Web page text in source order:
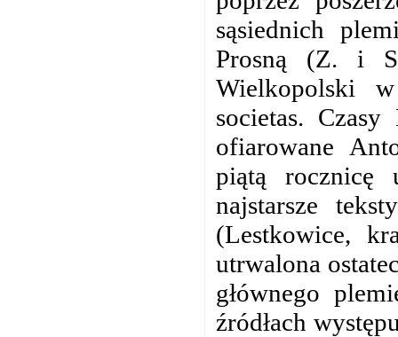
sąsiednich
Prosną (Z. i
Wielkopolski
societas.
ofiarowane
piątą rocznicę
najstarsze
(Lestkowice,
utrwalona
głównego
źródłach